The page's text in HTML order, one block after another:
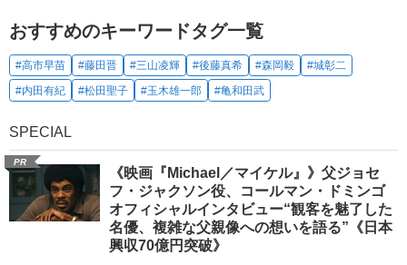
おすすめのキーワードタグ一覧
#高市早苗 #藤田晋 #三山凌輝 #後藤真希 #森岡毅
#城彰二
#内田有紀
#松田聖子 #玉木雄一郎 #亀和田武
SPECIAL
PR
《映画『Michael／マイケル』》父ジョセ
フ・ジャクソン役、コールマン・ドミンゴ
オフィシャルインタビュー“観客を魅了した
名優、複雑な父親像への想いを語る”《日本
興収70億円突破》